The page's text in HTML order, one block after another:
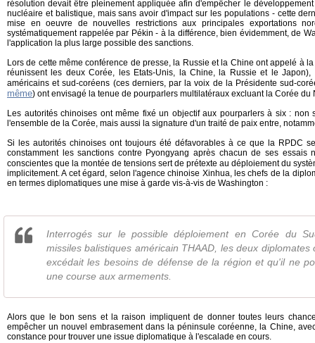
résolution devait être pleinement appliquéeafin d'empêcher le
nucléaire et balistique, mais sans avoir d'impact sur les populations - cette
mise en oeuvre de nouvelles restrictions aux principales exportations
systématiquement rappelée par Pékin - à la différence, bien évidemment, de
l'application la plus large possible des sanctions.
Lors de cette même conférence de presse, la Russie et la Chine ont appelé à
réunissent les deux Corée, les Etats-Unis, la Chine, la Russie et le Japon),
américains et sud-coréens (ces derniers, par la voix de la Présidente sud-
même) ont envisagé la tenue de pourparlers multilatéraux excluant la Corée du
Les autorités chinoises ont même fixé un objectif aux pourparlers à six : non
l'ensemble de la Corée, mais aussi la signature d'un traité de paix entre,
Si les autorités chinoises ont toujours été défavorables à ce que la RPDC
constamment les sanctions contre Pyongyang après chacun de ses essais
conscientes que la montée de tensions sert de prétexte au déploiement du
implicitement. A cet égard, selon l'agence chinoise Xinhua, les chefs de la
en termes diplomatiques une mise à garde vis-à-vis de Washington :
Interrogés sur le possible déploiement en Corée du
missiles balistiques américain THAAD, les deux diplomates
excédait les besoins de défense de la région et qu'il ne
une course aux armements.
Alors que le bon sens et la raison impliquent de donner toutes leurs
empêcher un nouvel embrasement dans la péninsule coréenne, la Chine,
constance pour trouver une issue diplomatique à l'escalade en cours.